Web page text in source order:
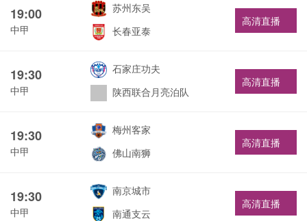
19:00
中甲
苏州东吴
长春亚泰
高清直播
19:30
中甲
石家庄功夫
陕西联合月亮泊队
高清直播
19:30
中甲
梅州客家
佛山南狮
高清直播
19:30
中甲
南京城市
南通支云
高清直播